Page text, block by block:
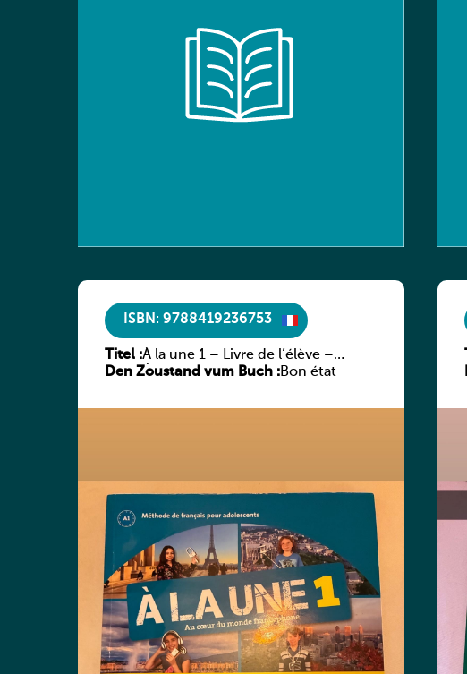
ISBN: 9788419236753
Titel :À la une 1 – Livre de l’élève –
Édition hybride
Den Zoustand vum Buch :Bon état